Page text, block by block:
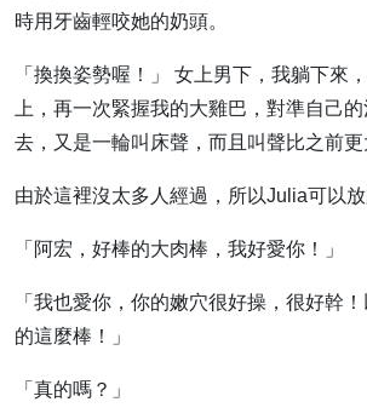
時用牙齒輕咬她的奶頭。
「換換姿勢喔！」 女上男下，我躺下來
上，再一次緊握我的大雞巴，對準自己
去，又是一輪叫床聲，而且叫聲比之前更
由於這裡沒太多人經過，所以Julia可以放
「阿宏，好棒的大肉棒，我好愛你！」
「我也愛你，你的嫩穴很好操，很好幹
的這麼棒！」
「真的嗎？」